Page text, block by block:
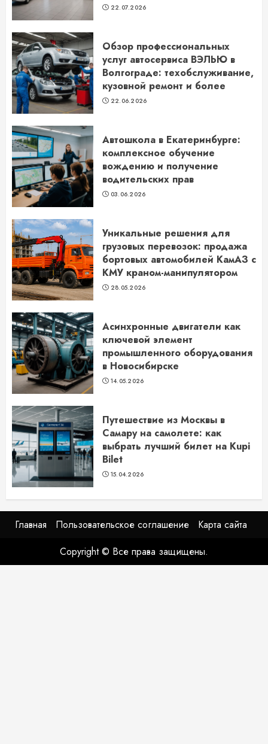
22.07.2026
Обзор профессиональных
услуг автосервиса ВЭЛЬЮ в
Волгограде: техобслуживание,
кузовной ремонт и более
22.06.2026
Автошкола в Екатеринбурге:
комплексное обучение
вождению и получение
водительских прав
03.06.2026
Уникальные решения для
грузовых перевозок: продажа
бортовых автомобилей КамАЗ с
КМУ краном-манипулятором
28.05.2026
Асинхронные двигатели как
ключевой элемент
промышленного оборудования
в Новосибирске
14.05.2026
Путешествие из Москвы в
Самару на самолете: как
выбрать лучший билет на Kupi
Bilet
15.04.2026
Главная Пользовательское соглашение
Карта сайта
Copyright © Все права защищены.